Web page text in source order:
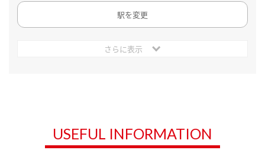
駅を変更
さらに表示
USEFUL INFORMATION